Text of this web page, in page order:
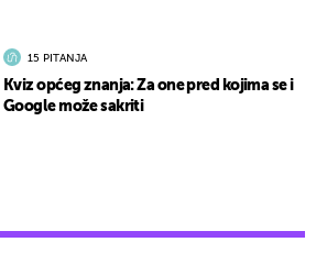
15 PITANJA
Kviz općeg znanja: Za one pred kojima se i
Google može sakriti